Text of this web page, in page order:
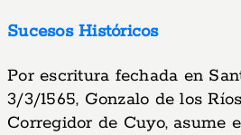
Sucesos Históricos
Por escritura fechada en
3/3/1565, Gonzalo de los
Corregidor de Cuyo, asume